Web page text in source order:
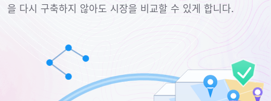
을 다시 구축하지 않아도 시장을 비교할 수 있게 합니다.